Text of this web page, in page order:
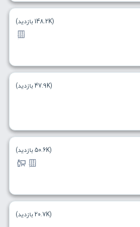
(148.2K بازدید)
(47.9K بازدید)
(50.6K بازدید)
(20.7K بازدید)